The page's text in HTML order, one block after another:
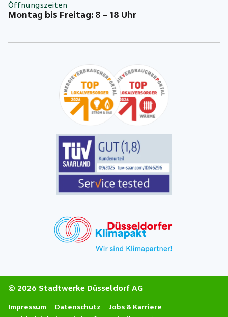
Öffnungszeiten
Montag bis Freitag: 8 – 18 Uhr
© 2026 Stadtwerke Düsseldorf AG
Impressum Datenschutz
Jobs & Karriere